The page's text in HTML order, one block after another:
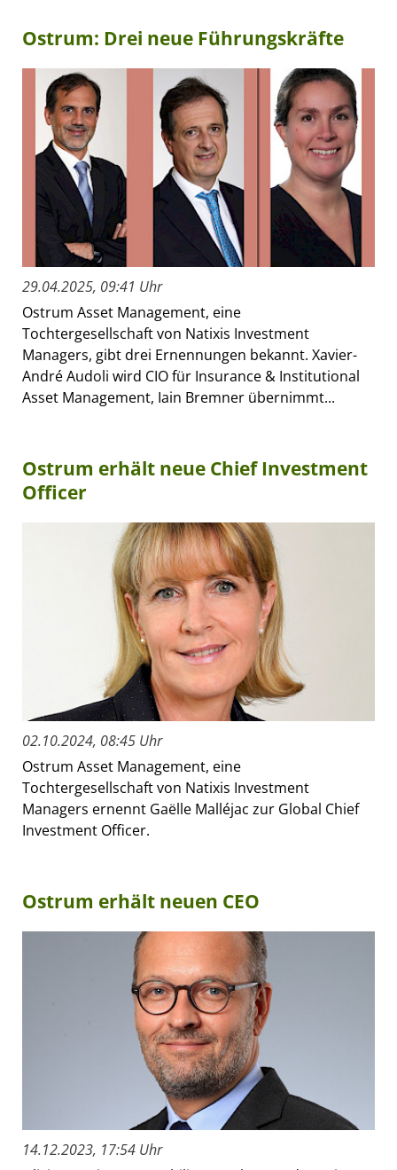
Ostrum: Drei neue Führungskräfte
29.04.2025, 09:41 Uhr
Ostrum Asset Management, eine
Tochtergesellschaft von Natixis Investment
Managers, gibt drei Ernennungen bekannt. Xavier-
André Audoli wird CIO für Insurance & Institutional
Asset Management, Iain Bremner übernimmt...
Ostrum erhält neue Chief Investment
Officer
02.10.2024, 08:45 Uhr
Ostrum Asset Management, eine
Tochtergesellschaft von Natixis Investment
Managers ernennt Gaëlle Malléjac zur Global Chief
Investment Officer.
Ostrum erhält neuen CEO
14.12.2023, 17:54 Uhr